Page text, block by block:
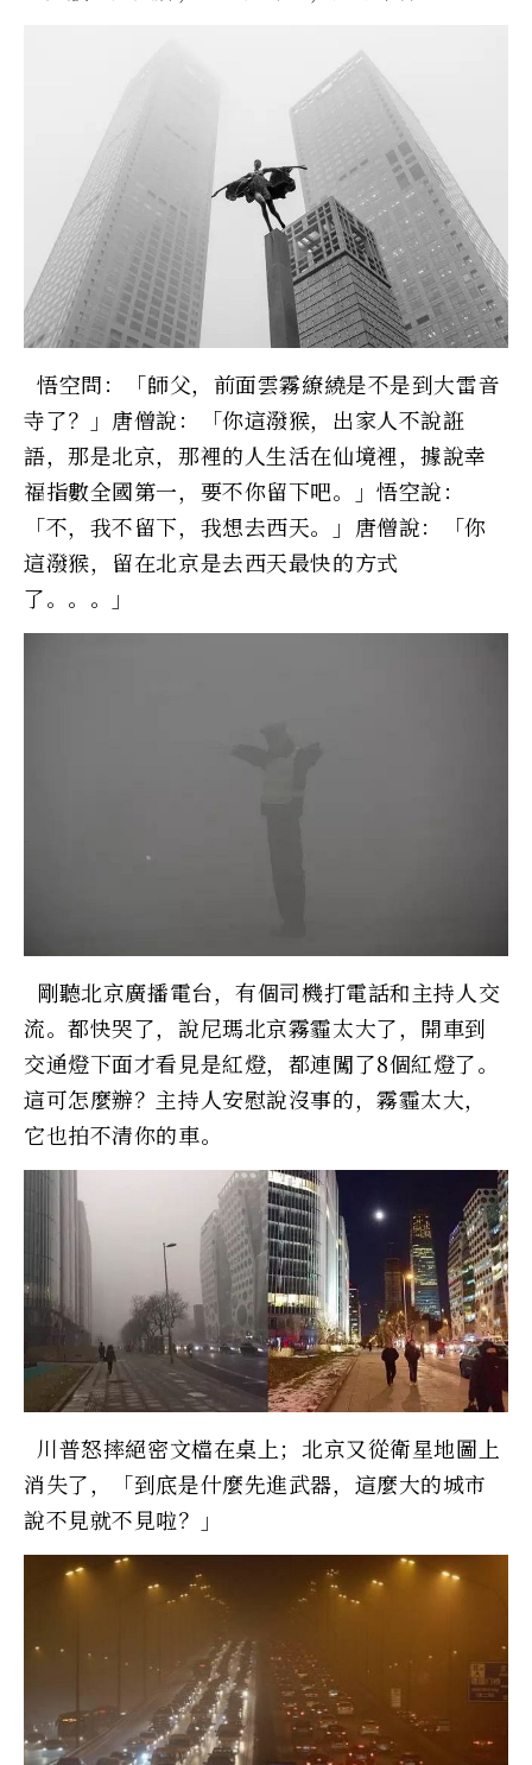
悟空問：「師父，前面雲霧繚繞是不是到大雷音
寺了？」唐僧說：「你這潑猴，出家人不說誑
語，那是北京，那裡的人生活在仙境裡，據說幸
福指數全國第一，要不你留下吧。」悟空說：
「不，我不留下，我想去西天。」唐僧說：「你
這潑猴，留在北京是去西天最快的方式
了。。。」
剛聽北京廣播電台，有個司機打電話和主持人交
流。都快哭了，說尼瑪北京霧霾太大了，開車到
交通燈下面才看見是紅燈，都連闖了8個紅燈了。
這可怎麼辦？主持人安慰說沒事的，霧霾太大，
它也拍不清你的車。
川普怒摔絕密文檔在桌上；北京又從衛星地圖上
消失了，「到底是什麼先進武器，這麼大的城市
說不見就不見啦？」